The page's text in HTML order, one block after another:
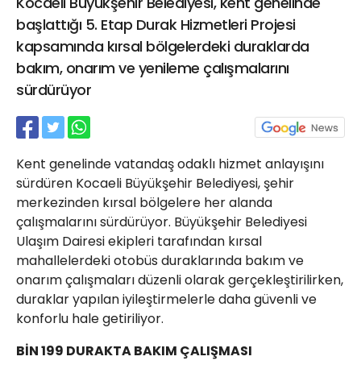
başlattığı 5. Etap Durak Hizmetleri Projesi
kapsamında kırsal bölgelerdeki duraklarda
bakım, onarım ve yenileme çalışmalarını
sürdürüyor
Kent genelinde vatandaş odaklı hizmet anlayışını
sürdüren Kocaeli Büyükşehir Belediyesi, şehir
merkezinden kırsal bölgelere her alanda
çalışmalarını sürdürüyor. Büyükşehir Belediyesi
Ulaşım Dairesi ekipleri tarafından kırsal
mahallelerdeki otobüs duraklarında bakım ve
onarım çalışmaları düzenli olarak gerçekleştirilirken,
duraklar yapılan iyileştirmelerle daha güvenli ve
konforlu hale getiriliyor.
BİN 199 DURAKTA BAKIM ÇALIŞMASI
21 Gölcük
02624132333
haber@golcukpostasi.com